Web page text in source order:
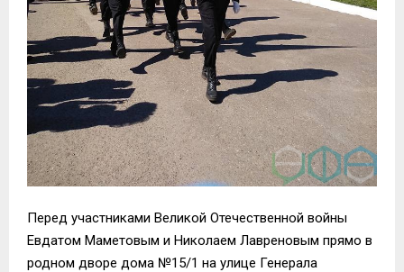
Перед участниками Великой Отечественной войны
Евдатом Маметовым и Николаем Лавреновым прямо в
родном дворе дома №15/1 на улице Генерала